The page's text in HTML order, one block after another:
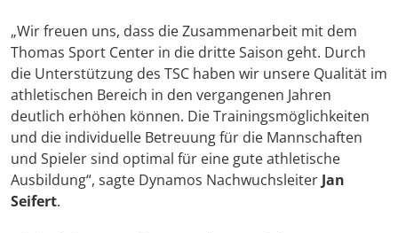
„Wir freuen uns, dass die Zusammenarbeit mit dem
Thomas Sport Center in die dritte Saison geht. Durch
die Unterstützung des TSC haben wir unsere Qualität im
athletischen Bereich in den vergangenen Jahren
deutlich erhöhen können. Die Trainingsmöglichkeiten
und die individuelle Betreuung für die Mannschaften
und Spieler sind optimal für eine gute athletische
Ausbildung“, sagte Dynamos Nachwuchsleiter Jan
Seifert.